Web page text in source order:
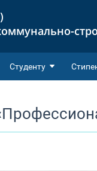
Студенту